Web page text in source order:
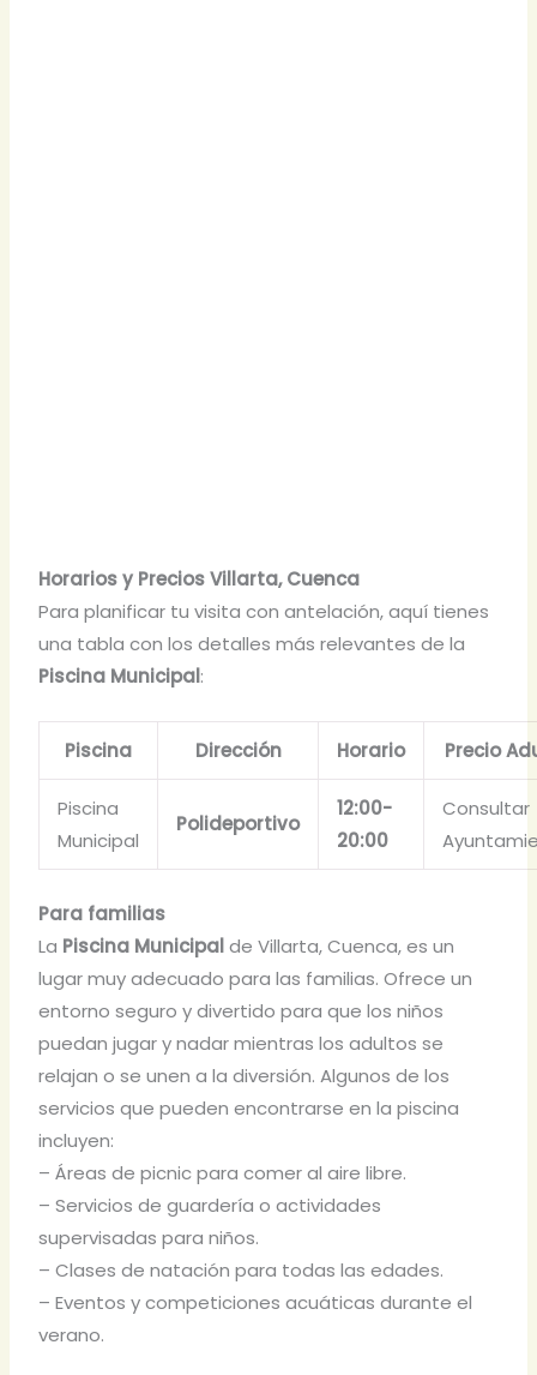
Horarios y Precios Villarta, Cuenca
Para planificar tu visita con antelación, aquí tienes
una tabla con los detalles más relevantes de la
Piscina Municipal:
Piscina Dirección Horario Precio
Piscina
Municipal
Polideportivo
12:00-
20:00
Consultar
Para familias
La Piscina Municipal de Villarta, Cuenca, es un
lugar muy adecuado para las familias. Ofrece un
entorno seguro y divertido para que los niños
puedan jugar y nadar mientras los adultos se
relajan o se unen a la diversión. Algunos de los
servicios que pueden encontrarse en la piscina
incluyen:
– Áreas de picnic para comer al aire libre.
– Servicios de guardería o actividades
supervisadas para niños.
– Clases de natación para todas las edades.
– Eventos y competiciones acuáticas durante el
verano.